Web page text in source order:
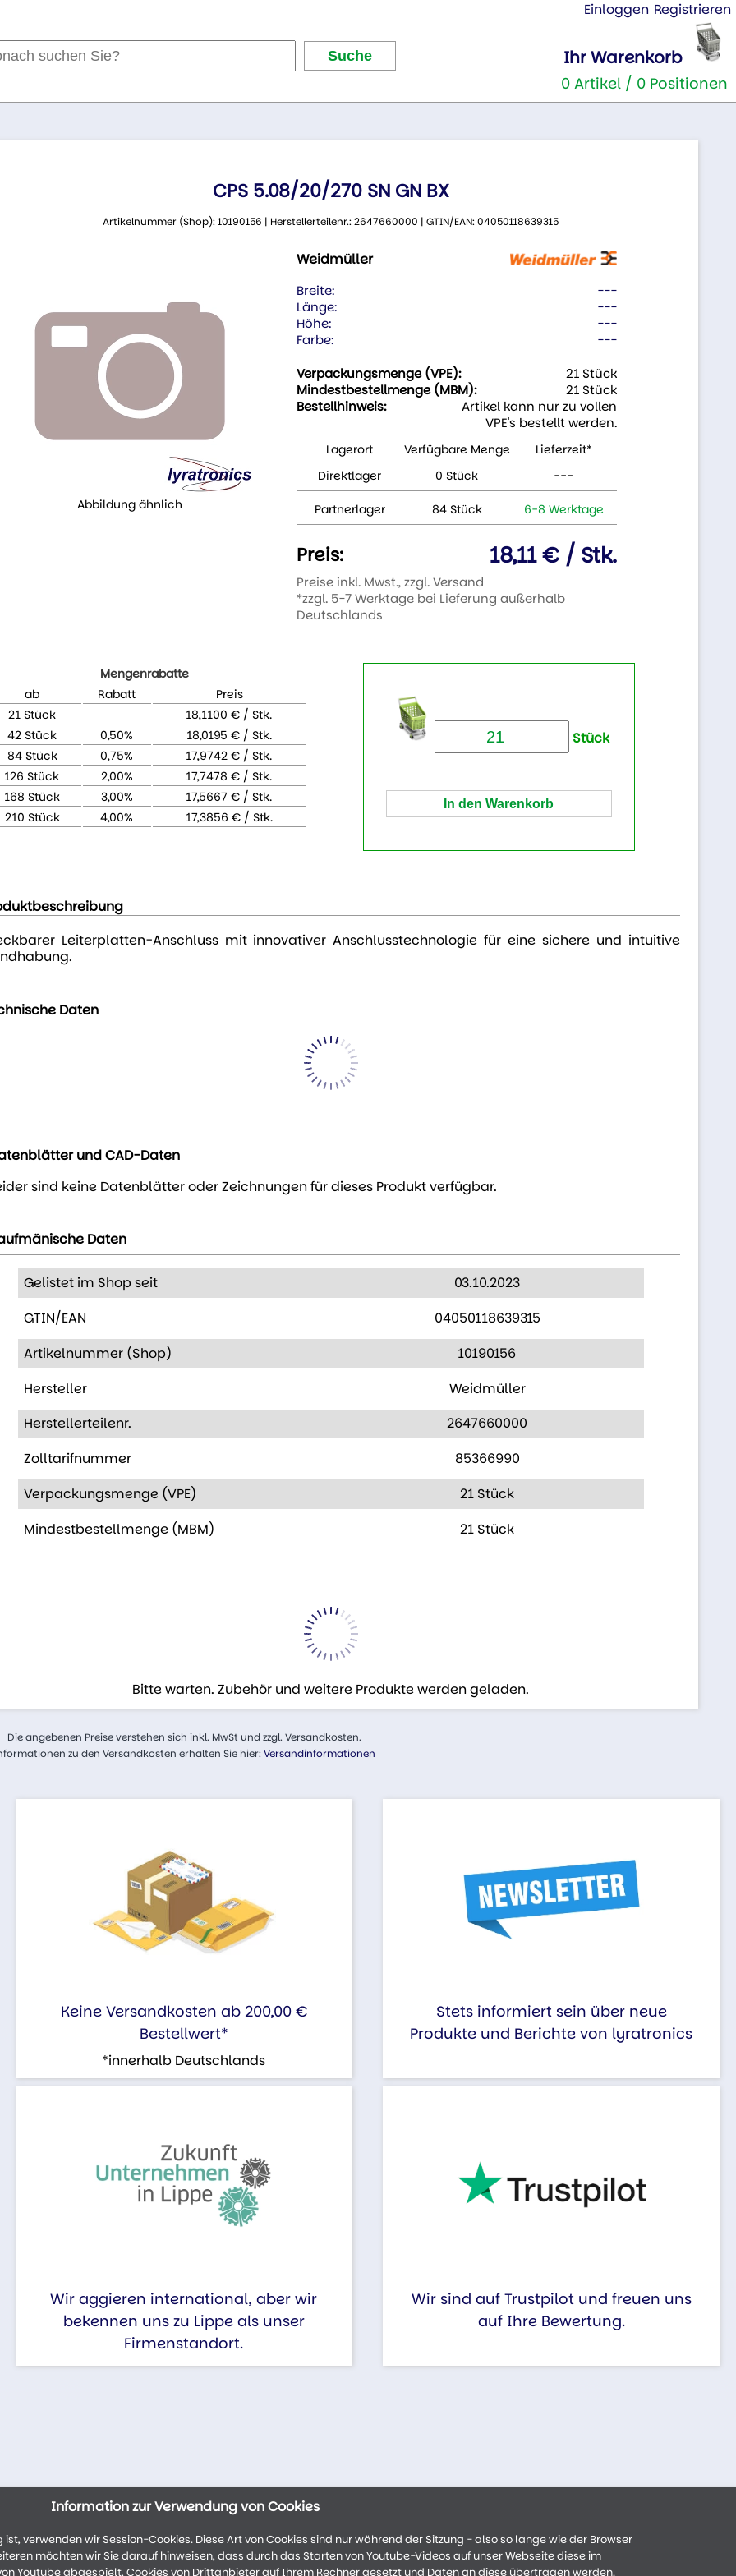
Einloggen Registrieren
Ihr Warenkorb
0 Artikel / 0 Positionen
CPS 5.08/20/270 SN GN BX
Artikelnummer (Shop): 10190156 | Herstellerteilenr.: 2647660000 | GTIN/EAN: 04050118639315
Abbildung ähnlich
Weidmüller
Breite:
---
Länge:
---
Höhe:
---
Farbe:
---
Verpackungsmenge (VPE):
21 Stück
Mindestbestellmenge (MBM):
21 Stück
Bestellhinweis:
Artikel kann nur zu vollen
VPE's bestellt werden.
Lagerort Verfügbare Menge
Lieferzeit*
Direktlager
0 Stück ---
Partnerlager 84 Stück 6-8 Werktage
Preis: 18,11 € / Stk.
Preise inkl. Mwst., zzgl. Versand
*zzgl. 5-7 Werktage bei Lieferung außerhalb
Deutschlands
Mengenrabatte
ab
Rabatt
Preis
21 Stück
18,1100 € / Stk.
42 Stück
0,50%
18,0195 € / Stk.
84 Stück
0,75%
17,9742 € / Stk.
126 Stück
2,00%
17,7478 € / Stk.
168 Stück
3,00%
17,5667 € / Stk.
210 Stück
4,00% 17,3856 € / Stk.
Stück
Leiterplatten-Anschluss mit innovativer Anschlusstechnologie für eine sichere und intuitive
Daten
und CAD-Daten
sind keine Datenblätter oder Zeichnungen für dieses Produkt verfügbar.
Daten
Gelistet im Shop seit
03.10.2023
GTIN/EAN
04050118639315
Artikelnummer (Shop)
10190156
Hersteller
Weidmüller
Herstellerteilenr.
2647660000
Zolltarifnummer
85366990
Verpackungsmenge (VPE)
21 Stück
Mindestbestellmenge (MBM)
21 Stück
Bitte warten. Zubehör und weitere Produkte werden geladen.
Die angebenen Preise verstehen sich inkl. MwSt und zzgl. Versandkosten.
zu den Versandkosten erhalten Sie hier: Versandinformationen
Keine Versandkosten ab 200,00 €
Bestellwert*
*innerhalb Deutschlands
Stets informiert sein über neue
Produkte und Berichte von lyratronics
Wir aggieren international, aber wir
bekennen uns zu Lippe als unser
Firmenstandort.
Wir sind auf Trustpilot und freuen uns
auf Ihre Bewertung.
Information zur Verwendung von Cookies
verwenden wir Session-Cookies. Diese Art von Cookies sind nur während der Sitzung - also so lange wie der Browser
möchten wir Sie darauf hinweisen, dass durch das Starten von Youtube-Videos auf unser Webseite diese im
Youtube abgespielt, Cookies von Drittanbieter auf Ihrem Rechner gesetzt und Daten an diese übertragen werden.